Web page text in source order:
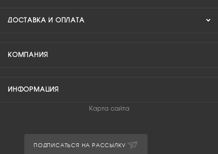
ДОСТАВКА И ОПЛАТА
КОМПАНИЯ
ИНФОРМАЦИЯ
Карта сайта
ПОДПИСАТЬСЯ НА РАССЫЛКУ